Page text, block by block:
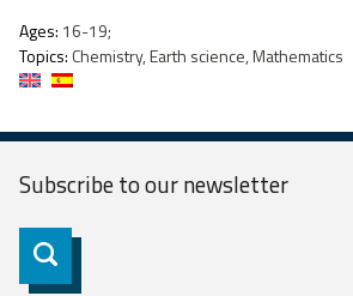
Ages: 16-19;
Topics: Chemistry, Earth science, Mathematics
Subscribe to ournewsletter
Subscribe